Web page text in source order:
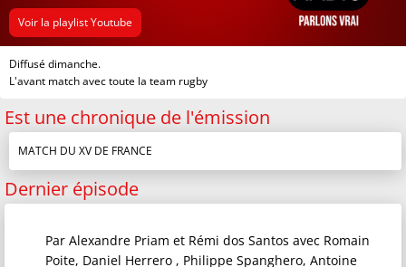
Voir la playlist Youtube
Diffusé dimanche.
L'avant match avec toute la team rugby
Est une chronique de l'émission
MATCH DU XV DE FRANCE
Dernier épisode
Par Alexandre Priam et Rémi dos Santos avec Romain
Poite, Daniel Herrero , Philippe Spanghero, Antoine